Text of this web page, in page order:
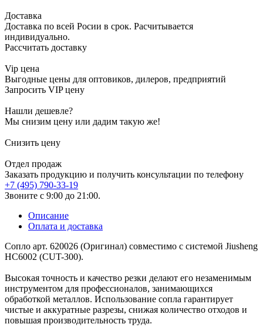
Доставка
Доставка по всей Росии в срок. Расчитывается
индивидуально.
Рассчитать доставку
Vip цена
Выгодные цены для оптовиков, дилеров, предприятий
Запросить VIP цену
Нашли дешевле?
Мы снизим цену или дадим такую же!
Снизить цену
Отдел продаж
Заказать продукцию и получить консультации по телефону
+7 (495) 790-33-19
Звоните с 9:00 до 21:00.
Описание
Оплата и доставка
Сопло арт. 620026 (Оригинал) совместимо с системой Jiusheng
HC6002 (CUT-300).
Высокая точность и качество резки делают его незаменимым
инструментом для профессионалов, занимающихся
обработкой металлов. Использование сопла гарантирует
чистые и аккуратные разрезы, снижая количество отходов и
повышая производительность труда.